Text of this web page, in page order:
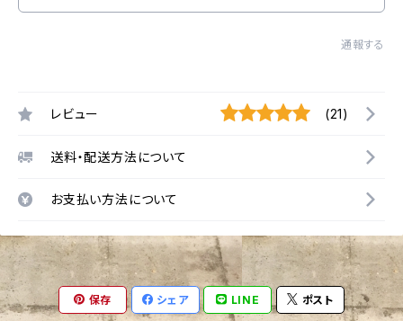
通報する
レビュー (21)
送料・配送方法について
お支払い方法について
保存 シェア LINE ポスト